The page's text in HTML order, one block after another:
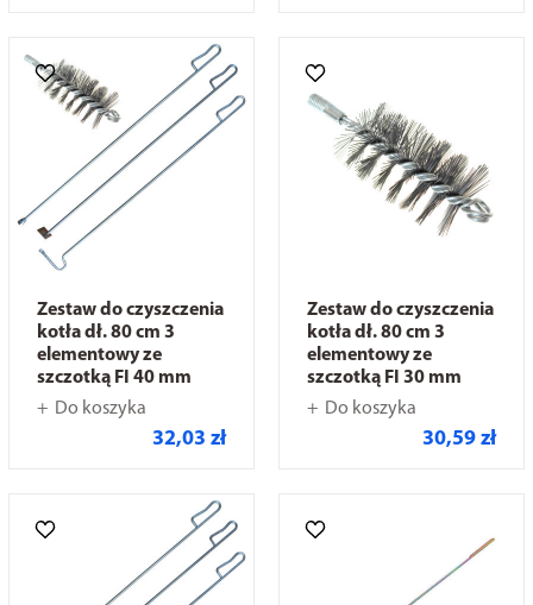
Zestaw do czyszczenia
kotła dł. 80 cm 3
elementowy ze
szczotką FI 40 mm
Do koszyka
32,03 zł
Zestaw do czyszczenia
kotła dł. 80 cm 3
elementowy ze
szczotką FI 30 mm
Do koszyka
30,59 zł